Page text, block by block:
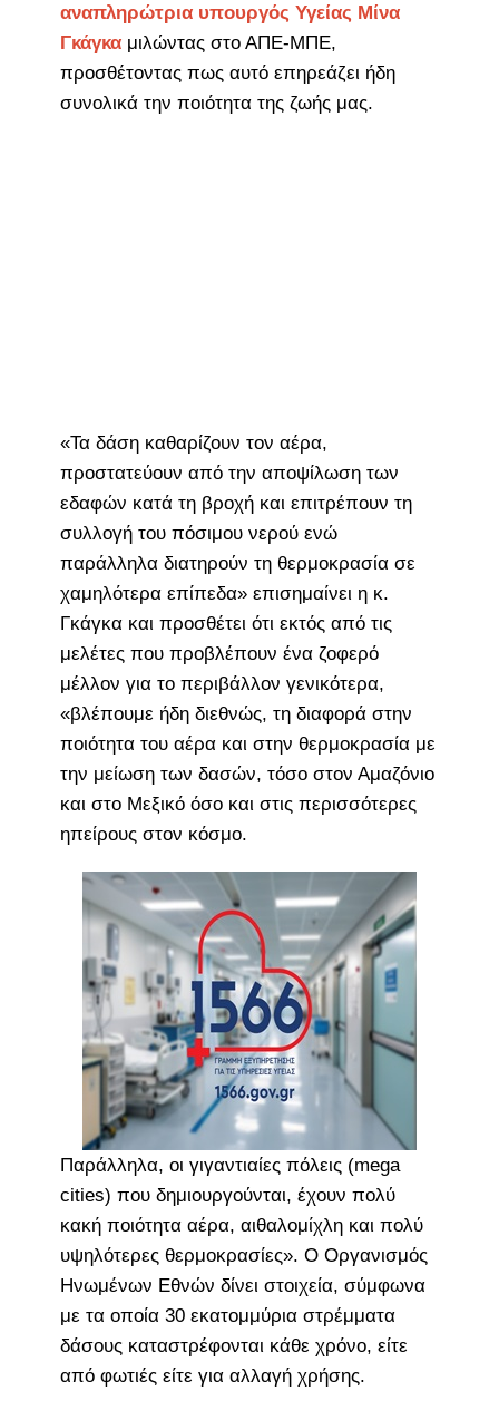
αναπληρώτρια υπουργός Υγείας Μίνα
Γκάγκαμιλώντας στο ΑΠΕ-ΜΠΕ,
προσθέτοντας πως αυτό επηρεάζει ήδη
συνολικά την ποιότητα της ζωής μας.
«Τα δάση καθαρίζουν τον αέρα,
προστατεύουν από την αποψίλωση των
εδαφών κατά τη βροχή και επιτρέπουν τη
συλλογή του πόσιμου νερού ενώ
παράλληλα διατηρούν τη θερμοκρασία σε
χαμηλότερα επίπεδα» επισημαίνει η κ.
Γκάγκα και προσθέτει ότι εκτός από τις
μελέτες που προβλέπουν ένα ζοφερό
μέλλον για το περιβάλλον γενικότερα,
«βλέπουμε ήδη διεθνώς, τη διαφορά στην
ποιότητα του αέρα και στην θερμοκρασία με
την μείωση των δασών, τόσο στον Αμαζόνιο
και στο Μεξικό όσο και στις περισσότερες
ηπείρους στον κόσμο.
Παράλληλα, οι γιγαντιαίες πόλεις (mega
cities) που δημιουργούνται, έχουν πολύ
κακή ποιότητα αέρα, αιθαλομίχλη και πολύ
υψηλότερες θερμοκρασίες». Ο Οργανισμός
Ηνωμένων Εθνών δίνει στοιχεία, σύμφωνα
με τα οποία 30 εκατομμύρια στρέμματα
δάσους καταστρέφονται κάθε χρόνο, είτε
από φωτιές είτε για αλλαγή χρήσης.